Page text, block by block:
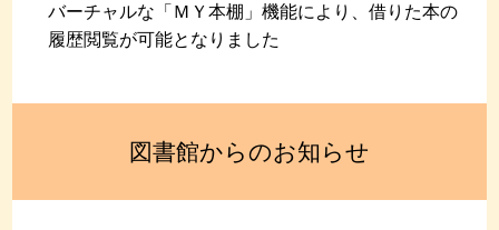
バーチャルな「ＭＹ本棚」機能により、借りた本の
履歴閲覧が可能となりました
図書館からのお知らせ